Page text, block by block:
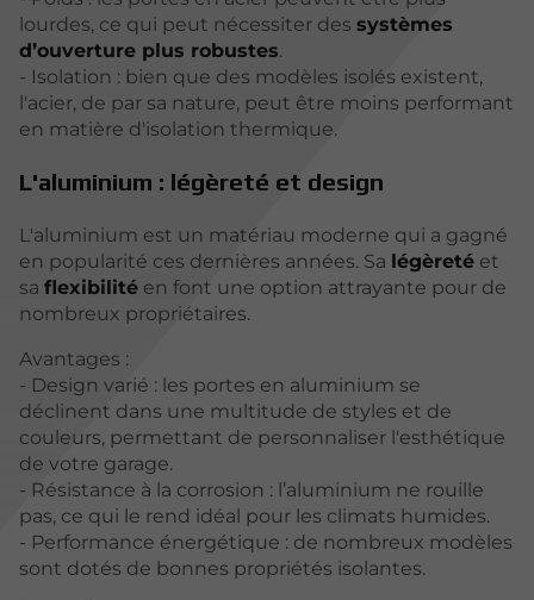
lourdes, ce qui peut nécessiter des systèmes
d’ouverture plus robustes.
- Isolation : bien que des modèles isolés existent,
l'acier, de par sa nature, peut être moins performant
en matière d'isolation thermique.
L'aluminium : légèreté et design
L'aluminium est un matériau moderne qui a gagné
en popularité ces dernières années. Sa légèreté et
sa flexibilité en font une option attrayante pour de
nombreux propriétaires.
Avantages :
- Design varié : les portes en aluminium se
déclinent dans une multitude de styles et de
couleurs, permettant de personnaliser l'esthétique
de votre garage.
- Résistance à la corrosion : l’aluminium ne rouille
pas, ce qui le rend idéal pour les climats humides.
- Performance énergétique : de nombreux modèles
sont dotés de bonnes propriétés isolantes.